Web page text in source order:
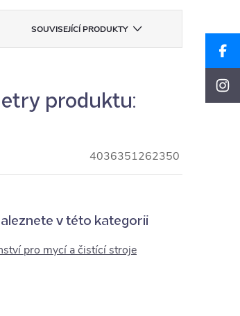
SOUVISEJÍCÍ PRODUKTY
produktu:
4036351262350
v této kategorii
pro mycí a čistící stroje